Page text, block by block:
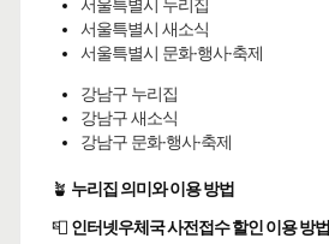
서울특별시 누리집
서울특별시 새소식
서울특별시 문화·행사·축제
강남구 누리집
강남구 새소식
강남구 문화·행사·축제
🪴 누리집 의미와 이용 방법
📮 인터넷우체국 사전접수 할인 이용 방법